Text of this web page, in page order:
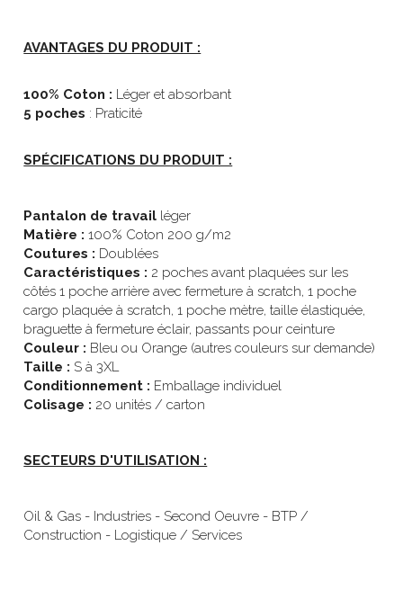
AVANTAGES DU PRODUIT :
100% Coton : Léger et absorbant
5 poches : Praticité
SPÉCIFICATIONS DU PRODUIT :
Pantalon de travail léger
Matière : 100% Coton 200 g/m2
Coutures : Doublées
Caractéristiques : 2 poches avant plaquées sur les
côtés 1 poche arrière avec fermeture à scratch, 1 poche
cargo plaquée à scratch, 1 poche mètre, taille élastiquée,
braguette à fermeture éclair, passants pour ceinture
Couleur : Bleu ou Orange (autres couleurs sur demande)
Taille : S à 3XL
Conditionnement : Emballage individuel
Colisage : 20 unités / carton
SECTEURS D'UTILISATION :
Oil & Gas - Industries - Second Oeuvre - BTP /
Construction - Logistique / Services